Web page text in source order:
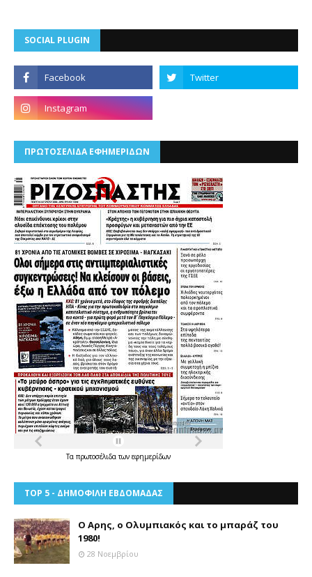
SOCIAL PLUGIN
ΠΡΩΤΟΣΕΛΙΔΑ ΕΦΗΜΕΡΙΔΩΝ
Τα πρωτοσέλιδατων εφημερίδων
TOP 5 - ΔΗΜΟΦΙΛΗ ΕΒΔΟΜΑΔΑΣ
Ο Αρης, ο Ολυμπιακός και το μπαράζ του
1980!
28 Νοεμβρίου